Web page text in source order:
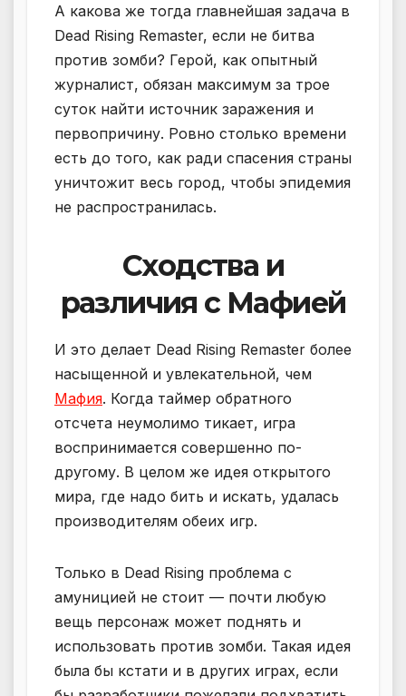
А какова же тогда главнейшая задача в
Dead Rising Remaster, если не битва
против зомби? Герой, как опытный
журналист, обязан максимум за трое
суток найти источник заражения и
первопричину. Ровно столько времени
есть до того, как ради спасения страны
уничтожит весь город, чтобы эпидемия
не распространилась.
Сходства и
различия с Мафией
И это делает Dead Rising Remaster более
насыщенной и увлекательной, чем
Мафия. Когда таймер обратного
отсчета неумолимо тикает, игра
воспринимается совершенно по-
другому. В целом же идея открытого
мира, где надо бить и искать, удалась
производителям обеих игр.
Только в Dead Rising проблема с
амуницией не стоит — почти любую
вещь персонаж может поднять и
использовать против зомби. Такая идея
была бы кстати и в других играх, если